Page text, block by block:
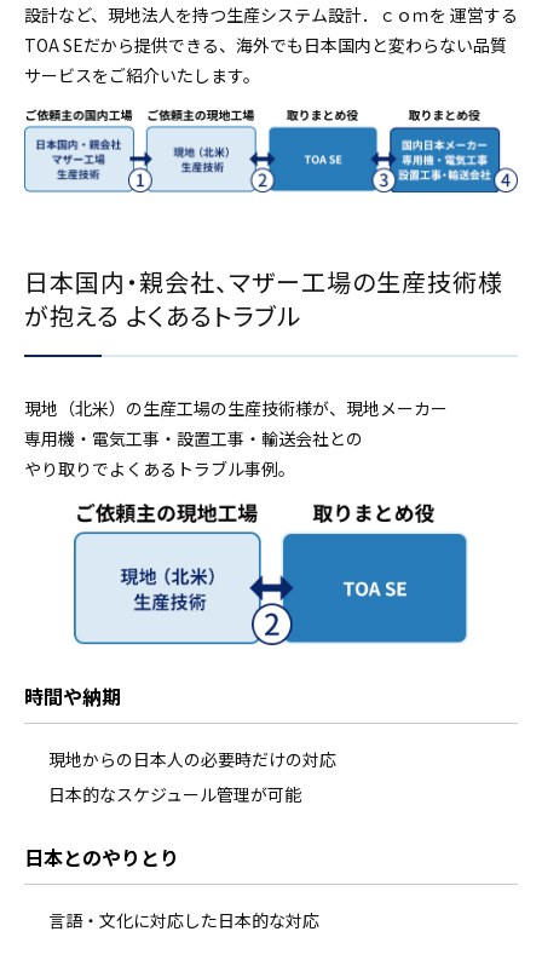
設計など、現地法人を持つ生産システム設計．ｃｏｍを 運営する
TOA SEだから提供できる、海外でも日本国内と変わらない品質
サービスをご紹介いたします。
日本国内・親会社、マザー工場の生産技術様
が抱える よくあるトラブル
現地（北米）の生産工場の生産技術様が、現地メーカー
専用機・電気工事・設置工事・輸送会社との
やり取りでよくあるトラブル事例。
時間や納期
現地からの日本人の必要時だけの対応
日本的なスケジュール管理が可能
日本とのやりとり
言語・文化に対応した日本的な対応